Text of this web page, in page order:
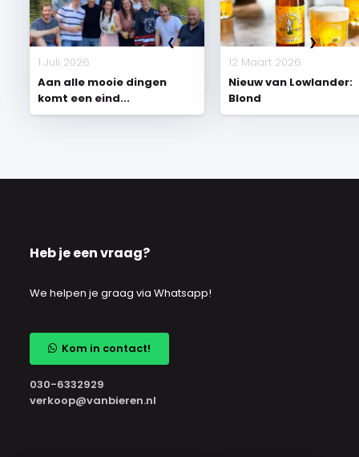
1 Juli 2026
Aan alle mooie dingen
komt een eind...
12 Maart 2026
Nieuw van Lowlander:
Blond
Heb je een vraag?
We helpen je graag via Whatsapp!
Kom in contact!
030-6332929
verkoop@vanbieren.nl